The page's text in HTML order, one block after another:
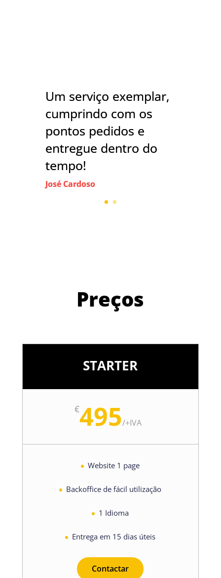
Um serviço exemplar,
cumprindo com os
pontos pedidos e
entregue dentro do
tempo!
José Cardoso
Preços
STARTER
€495/+IVA
Website 1 page
Backoffice de fácil utilização
1 Idioma
Entrega em 15 dias úteis
Contactar